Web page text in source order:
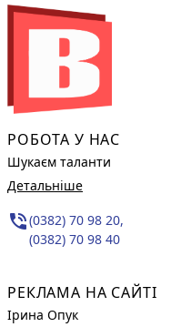
РОБОТА У НАС
Шукаєм таланти
Детальніше
phone_in_talk(0382) 70 98 20,
(0382) 70 98 40
РЕКЛАМА НА САЙТІ
Ірина Опук